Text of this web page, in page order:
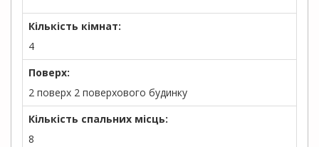
Кількість кімнат:
4
Поверх:
2 поверх 2 поверхового будинку
Кількість спальних місць:
8